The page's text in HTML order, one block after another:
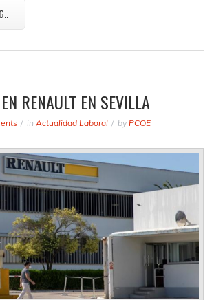
RENAULT EN SEVILLA
in Actualidad Laboral by PCOE